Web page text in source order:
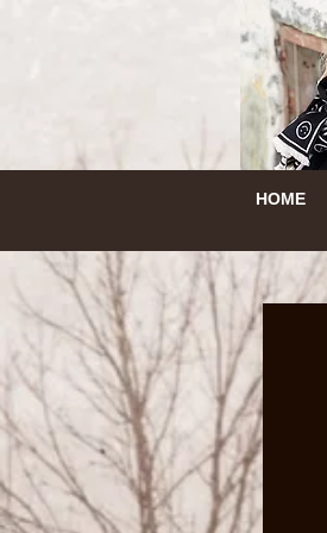
HEM
HOME
HEM
HOME